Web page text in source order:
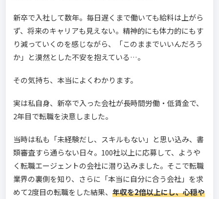
新卒で入社して数年。毎日遅くまで働いても給料は上がら
ず、将来のキャリアも見えない。精神的にも体力的にもす
り減っていくのを感じながら、「このままでいいんだろう
か」と漠然とした不安を抱えている…。
その気持ち、本当によくわかります。
実は私自身、新卒で入った会社が長時間労働・低賃金で、
2年目で転職を決意しました。
当時は私も「未経験だし、スキルもない」と思い込み、書
類審査すら通らない日々。100社以上に応募して、ようや
く転職エージェントの会社に潜り込みました。そこで転職
業界の裏側を知り、さらに「本当に自分に合う会社」を求
めて2度目の転職をした結果、 年収を2倍以上にし、心穏や